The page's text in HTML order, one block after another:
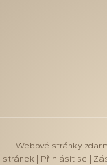
Webové stránky
stránek | Přihlásit se |